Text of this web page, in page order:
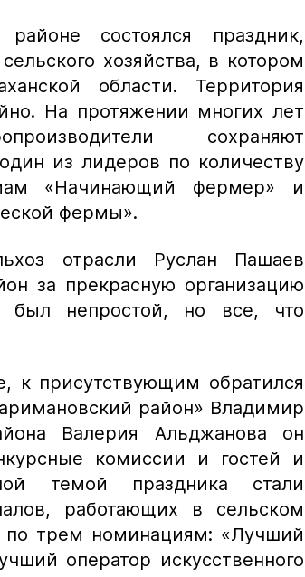
состоялся праздник,
хозяйства, в котором
области. Территория
На протяжении многих лет
сохраняют
из лидеров по количеству
«Начинающий фермер» и
фермы».
отрасли Руслан Пашаев
за прекрасную организацию
был непростой, но все, что
к присутствующим обратился
район» Владимир
Валерия Альджанова он
комиссии и гостей и
темой праздника стали
работающих в сельском
по трем номинациям: «Лучший
оператор искусственного